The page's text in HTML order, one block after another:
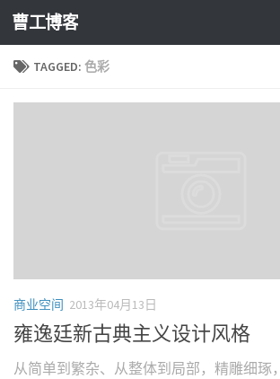
曹工博客
TAGGED: 色彩
商业空间 2013年04月13日
雍逸廷新古典主义设计风格
从简单到繁杂、从整体到局部，精雕细琢